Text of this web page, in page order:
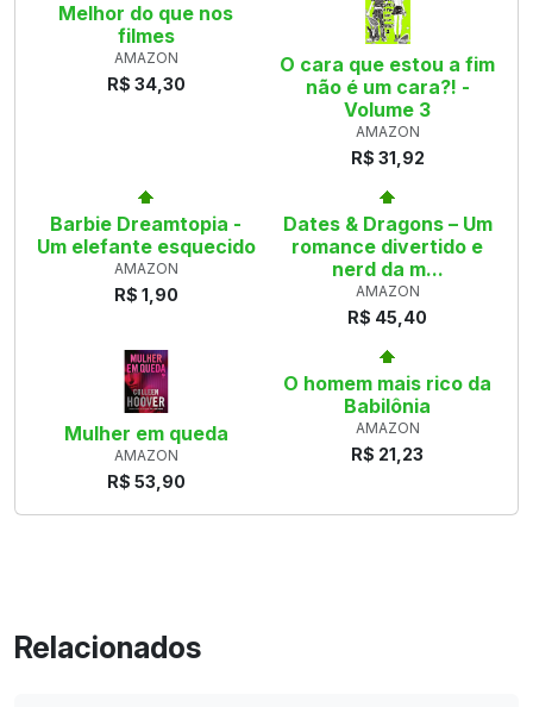
Melhor do que nos
filmes
AMAZON
R$ 34,30
O cara que estou a fim
não é um cara?! -
Volume 3
AMAZON
R$ 31,92
Barbie Dreamtopia -
Um elefante esquecido
AMAZON
R$ 1,90
Dates & Dragons – Um
romance divertido e
nerd da m...
AMAZON
R$ 45,40
Mulher em queda
AMAZON
R$ 53,90
O homem mais rico da
Babilônia
AMAZON
R$ 21,23
Relacionados